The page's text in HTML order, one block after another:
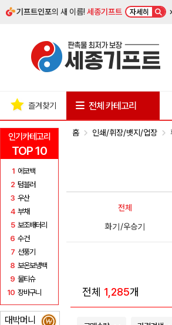
기프트인포의 새 이름!세종기프트 자세히
인기카테고리
TOP 10
1 에코백
2 텀블러
3 우산
4 부채
5 보조배터리
6 수건
7 선풍기
8 보온보냉백
9 물티슈
10 장바구니
대박머니 ₩
즐겨찾기 전체 카테고리
홈 인쇄/휘장/뱃지/업장
전체
화기/우승기
전체 1,285개